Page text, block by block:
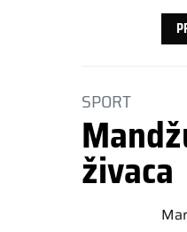
SPORT
živaca